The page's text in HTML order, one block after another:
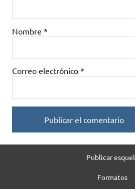
Nombre *
Correo electrónico *
Publicar
Formatos